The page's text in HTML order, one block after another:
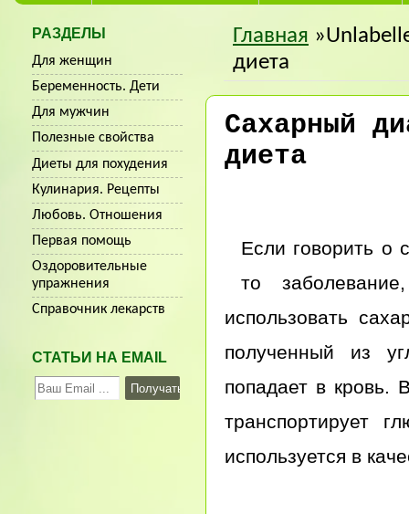
Главная
диета
Сахарный
диета
Если говорить о
то
использовать
полученный из
попадает в кровь.
транспортирует
используется в
РАЗДЕЛЫ
Для женщин
Беременность. Дети
Для мужчин
Полезные свойства
Диеты для похудения
Кулинария. Рецепты
Любовь. Отношения
Первая помощь
Оздоровительные
упражнения
Справочник лекарств
СТАТЬИ НА EMAIL